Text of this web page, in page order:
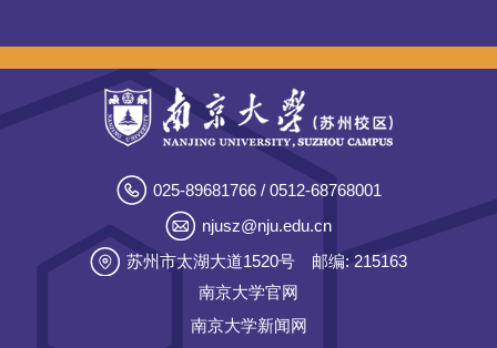
025-89681766 / 0512-68768001
njusz@nju.edu.cn
苏州市太湖大道1520号
邮编: 215163
南京大学官网
南京大学新闻网